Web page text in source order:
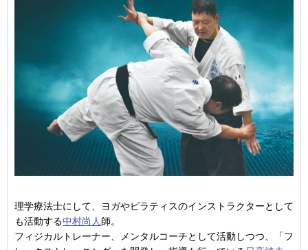
理学療法士にして、ヨガやピラティスのインストラクターとして
も活動する中村尚人師。
フィジカルトレーナー、メンタルコーチとして活動しつつ、「フ